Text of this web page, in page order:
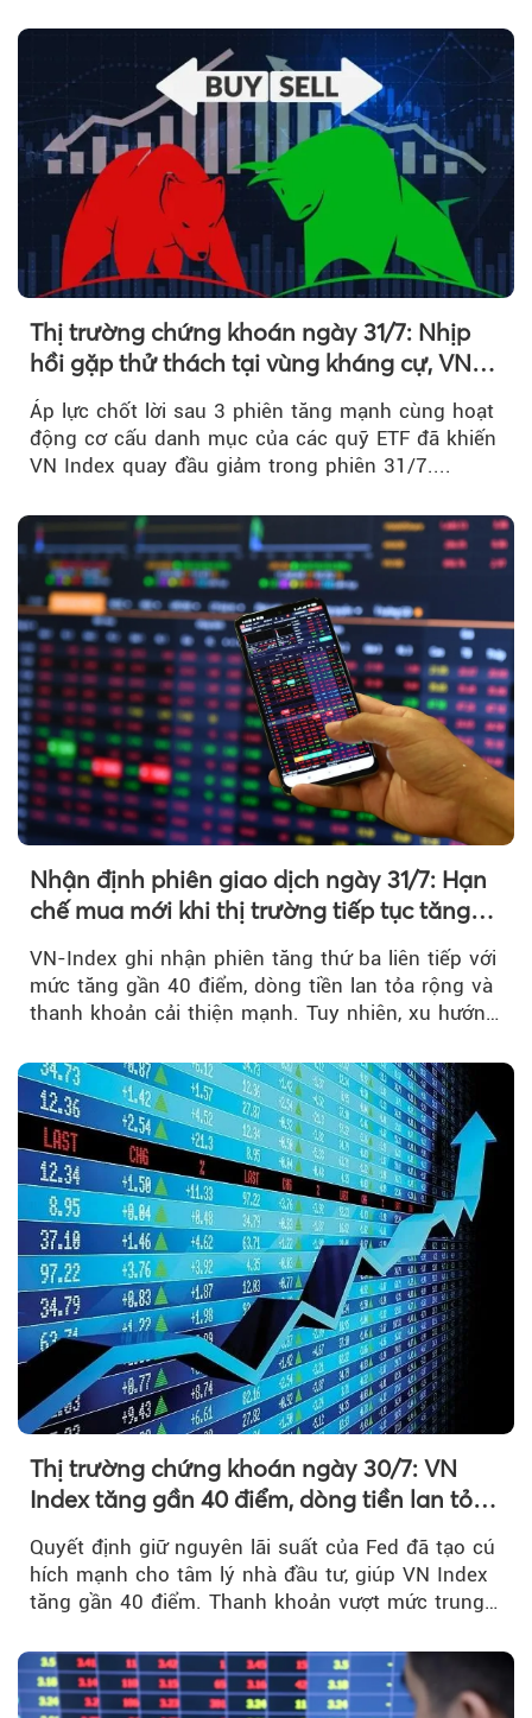
Thị trường chứng khoán ngày 31/7: Nhịp
hồi gặp thử thách tại vùng kháng cự, VN
Index giảm gần 9 điểm trong phiên cuối...
Áp lực chốt lời sau 3 phiên tăng mạnh cùng hoạt
động cơ cấu danh mục của các quỹ ETF đã khiến
VN Index quay đầu giảm trong phiên 31/7....
Nhận định phiên giao dịch ngày 31/7: Hạn
chế mua mới khi thị trường tiếp tục tăng
VN-Index ghi nhận phiên tăng thứ ba liên tiếp với
mức tăng gần 40 điểm, dòng tiền lan tỏa rộng và
thanh khoản cải thiện mạnh. Tuy nhiên, xu hướng
Thị trường chứng khoán ngày 30/7: VN
Index tăng gần 40 điểm, dòng tiền lan tỏa
mạnh sau tín hiệu tích cực từ Fed
Quyết định giữ nguyên lãi suất của Fed đã tạo cú
hích mạnh cho tâm lý nhà đầu tư, giúp VN Index
tăng gần 40 điểm. Thanh khoản vượt mức trung